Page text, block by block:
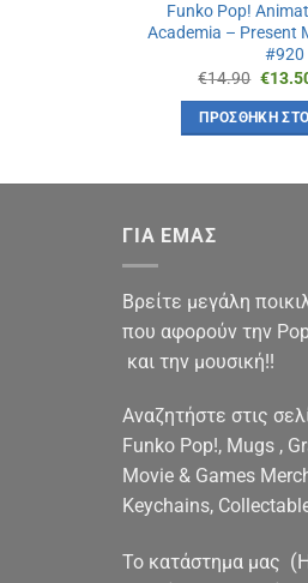
Funko Pop!
Academia – Present
#920
€14.90
was:
€
ΠΡΟΣΘΉΚΗ
ΓΙΑ ΕΜΑΣ
Βρείτε μεγάλη
που αφορούν την
και την μουσική!!
Αναζητήστε στις
Funko Pop!, Mugs ,
Movie & Games
Keychains,
To κατάστημα μας